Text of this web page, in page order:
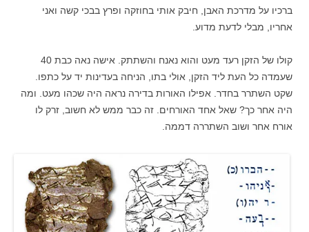
ברכיו על מדרכת האבן, חיבק אותי בחוזקה ופרץ בבכי קשה ואני
אחריו, מבלי לדעת מדוע.
קולו של הזקן רעד מעט והוא נאנח והשתתק. אישה נאה כבת 40
שעמדה כל העת ליד הזקן, אולי בתו, הניחה בעדינות יד על כתפו.
שקט השתרר בחדר. אפילו האורות בדירה נראה היה שכהו מעט. ומה
היה אחר כך? שאל אחד האורחים. זה כבר ממש לא חשוב, זרק לו
אורח אחר ושוב השתררה דממה.